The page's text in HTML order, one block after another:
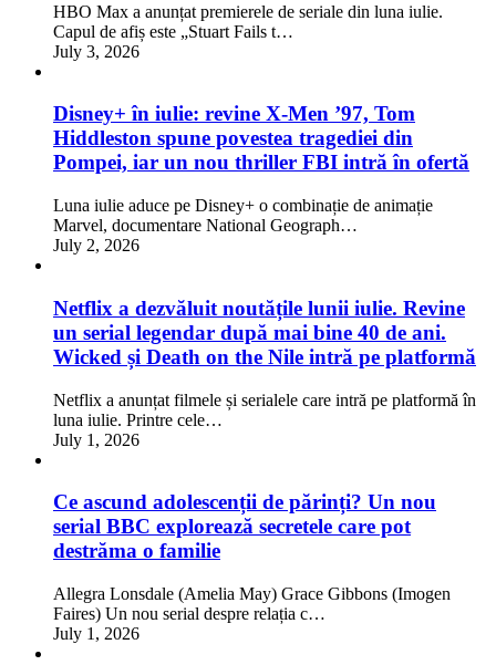
HBO Max a anunțat premierele de seriale din luna iulie.
Capul de afiș este „Stuart Fails t…
July 3, 2026
Disney+ în iulie: revine X-Men ’97, Tom
Hiddleston spune povestea tragediei din
Pompei, iar un nou thriller FBI intră în ofertă
Luna iulie aduce pe Disney+ o combinație de animație
Marvel, documentare National Geograph…
July 2, 2026
Netflix a dezvăluit noutățile lunii iulie. Revine
un serial legendar după mai bine 40 de ani.
Wicked și Death on the Nile intră pe platformă
Netflix a anunțat filmele și serialele care intră pe platformă în
luna iulie. Printre cele…
July 1, 2026
Ce ascund adolescenții de părinți? Un nou
serial BBC explorează secretele care pot
destrăma o familie
Allegra Lonsdale (Amelia May) Grace Gibbons (Imogen
Faires) Un nou serial despre relația c…
July 1, 2026